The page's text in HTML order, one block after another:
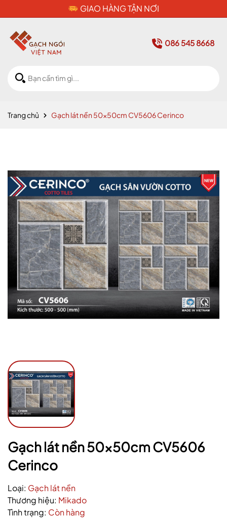
CAM KẾT HÀNG CHÍNH HÃNG
086 545 8668
Trang chủ Gạch lát nền 50x50cm CV5606 Cerinco
Gạch lát nền 50x50cm CV5606
Cerinco
Loại: Gạch lát nền
Thương hiệu: Mikado
Tình trạng: Còn hàng
Mã giảm giá:
Ngày hết hạn:
Điều kiện: